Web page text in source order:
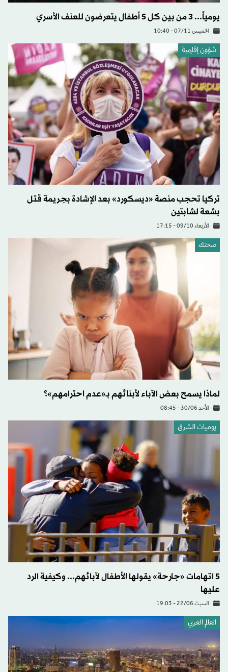
يومياً... 3 من بين كل 5 أطفال يتعرضون للعنف الأسري
الخميس 07/11 - 10:40
شؤون إقليمية
تركيا تحجب منصة «ديسكورد» بعد الإشادة بجريمة قتل
بشعة لشابتين
الأربعاء 09/10 - 17:15
صحتك
لماذا يسمح بعض الآباء لأبنائهم بـ«عدم احترامهم»؟
الأحد 30/06 - 08:45
يوميات الشرق
5 اتهامات «جارحة» يقولها الأطفال لآبائهم... وكيفية الرد
عليها
السبت 22/06 - 19:03
العالم العربي